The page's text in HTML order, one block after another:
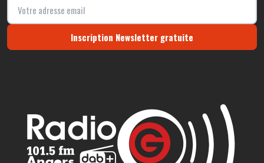
Inscription Newsletter gratuite